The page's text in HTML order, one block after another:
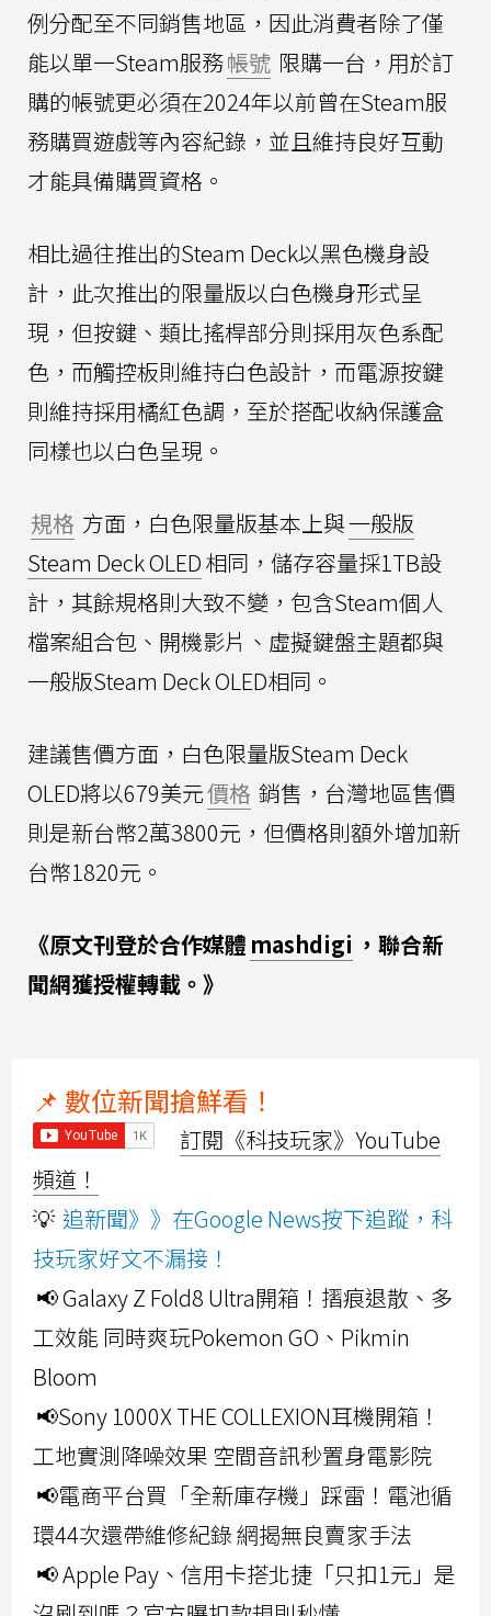
例分配至不同銷售地區，因此消費者除了僅
能以單一Steam服務帳號 限購一台，用於訂
購的帳號更必須在2024年以前曾在Steam服
務購買遊戲等內容紀錄，並且維持良好互動
才能具備購買資格。
相比過往推出的Steam Deck以黑色機身設
計，此次推出的限量版以白色機身形式呈
現，但按鍵、類比搖桿部分則採用灰色系配
色，而觸控板則維持白色設計，而電源按鍵
則維持採用橘紅色調，至於搭配收納保護盒
同樣也以白色呈現。
規格 方面，白色限量版基本上與一般版
Steam Deck OLED相同，儲存容量採1TB設
計，其餘規格則大致不變，包含Steam個人
檔案組合包、開機影片、虛擬鍵盤主題都與
一般版Steam Deck OLED相同。
建議售價方面，白色限量版Steam Deck
OLED將以679美元價格 銷售，台灣地區售價
則是新台幣2萬3800元，但價格則額外增加新
台幣1820元。
《原文刊登於合作媒體 mashdigi ，聯合新
聞網獲授權轉載。》
📌 數位新聞搶鮮看！
訂閱《科技玩家》YouTube
頻道！
💡 追新聞》》在Google News按下追蹤，科
技玩家好文不漏接！
📢 Galaxy Z Fold8 Ultra開箱！摺痕退散、多
工效能 同時爽玩Pokemon GO、Pikmin
Bloom
📢Sony 1000X THE COLLEXION耳機開箱！
工地實測降噪效果 空間音訊秒置身電影院
📢電商平台買「全新庫存機」踩雷！電池循
環44次還帶維修紀錄 網揭無良賣家手法
📢 Apple Pay、信用卡搭北捷「只扣1元」是